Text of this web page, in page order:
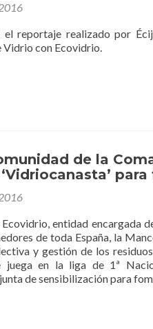
el reportaje realizado por
Vidrio con Ecovidrio.
de la
Ecovidrio, entidad encargada
de toda España, la
y gestión de los
en la liga de 1ª
de sensibilización para